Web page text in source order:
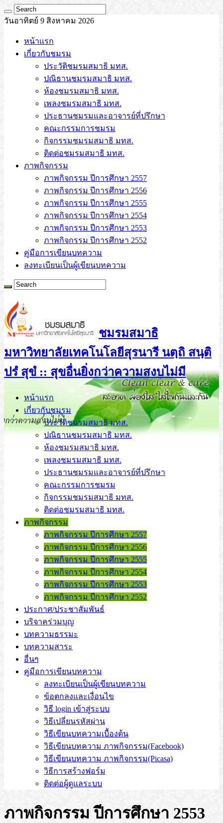
วันอาทิตย์ 9 สิงหาคม 2026
หน้าแรก
เกี่ยวกับชมรม
ประวัติชมรมสมาธิ มทส.
ปณิธานชมรมสมาธิ มทส.
ห้องชมรมสมาธิ มทส.
เพลงชมรมสมาธิ มทส.
ประธานชมรมและอาจารย์ที่ปรึกษา
คณะกรรมการชมรม
กิจกรรมชมรมสมาธิ มทส.
ติดต่อชมรมสมาธิ มทส.
ภาพกิจกรรม
ภาพกิจกรรม ปีการศึกษา 2557
ภาพกิจกรรม ปีการศึกษา 2556
ภาพกิจกรรม ปีการศึกษา 2555
ภาพกิจกรรม ปีการศึกษา 2554
ภาพกิจกรรม ปีการศึกษา 2553
ภาพกิจกรรม ปีการศึกษา 2552
คู่มือการเขียนบทความ
ลงทะเบียนเป็นผู้เขียนบทความ
ชมรมสมาธิ
มหาวิทยาลัยเทคโนโลยีสุรนารี นตฺถิ สนฺติ
ปรํ สุขํ :: สุขอื่นยิ่งกว่าความสงบไม่มี
หน้าแรก
เกี่ยวกับชมรม
ประวัติชมรมสมาธิ มทส.
ปณิธานชมรมสมาธิ มทส.
ห้องชมรมสมาธิ มทส.
เพลงชมรมสมาธิ มทส.
ประธานชมรมและอาจารย์ที่ปรึกษา
คณะกรรมการชมรม
กิจกรรมชมรมสมาธิ มทส.
ติดต่อชมรมสมาธิ มทส.
ภาพกิจกรรม
ภาพกิจกรรม ปีการศึกษา 2557
ภาพกิจกรรม ปีการศึกษา 2556
ภาพกิจกรรม ปีการศึกษา 2555
ภาพกิจกรรม ปีการศึกษา 2554
ภาพกิจกรรม ปีการศึกษา 2553
ภาพกิจกรรม ปีการศึกษา 2552
ประกาศ/ประชาสัมพันธ์
บริจาคร่วมบุญ
บทความธรรมะ
บทความสาระ
อื่นๆ
คู่มือการเขียนบทความ
ลงทะเบียนเป็นผู้เขียนบทความ
ข้อตกลงและเงื่อนไข
วิธี login เข้าสู่ระบบ
วิธีเปลี่ยนรหัสผ่าน
วิธีเขียนบทความเบื้องต้น
วิธีเขียนบทความ ภาพกิจกรรม(Facebook)
วิธีเขียนบทความ ภาพกิจกรรม(Picasa)
วิธีการสร้างฟอร์ม
ติดต่อผู้ดูแลระบบ
ภาพกิจกรรม ปีการศึกษา 2553